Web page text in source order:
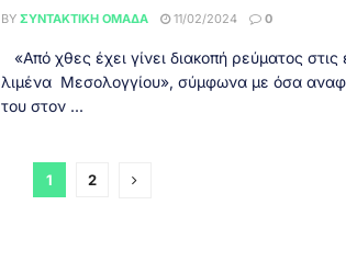
BY ΣΥΝΤΑΚΤΙΚΉ ΟΜΆΔΑ 11/02/2024 0
«Από χθες έχει γίνει διακοπή ρεύματος
λιμένα Μεσολογγίου», σύμφωνα με όσα
του στον ...
1 2